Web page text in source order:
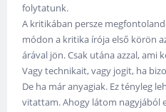
folytatunk.
A kritikában persze
módon a kritika írója első körön
árával jön. Csak utána azzal, ami
Vagy technikait, vagy jogit, ha
De ha már anyagiak. Ez tényleg
vitattam. Ahogy látom nagyjából